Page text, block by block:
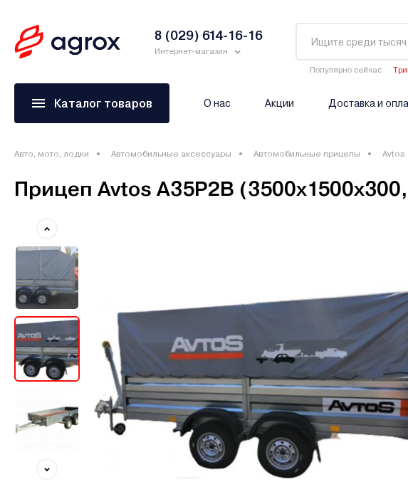
8 (029) 614-16-16
Интернет-магазин
Популярно сейчас
Каталог товаров О нас Акции Доставка и
Авто, мото, лодки Автомобильные аксессуары Автомобильные прицепы Avtos
Прицеп Avtos A35P2B